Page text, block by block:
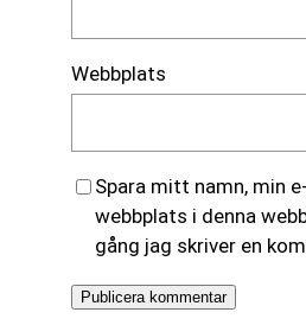
Webbplats
Spara mitt namn, min
webbplats i denna
gång jag skriver en